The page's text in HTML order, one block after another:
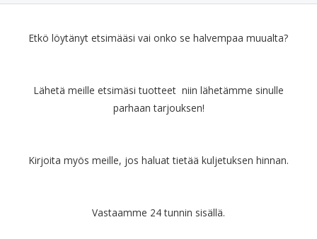
Etkö löytänyt etsimääsi vai onko se halvempaa muualta?
Lähetä meille etsimäsi tuotteet niin lähetämme sinulle
parhaan tarjouksen!
Kirjoita myös meille, jos haluat tietää kuljetuksen hinnan.
Vastaamme 24 tunnin sisällä.